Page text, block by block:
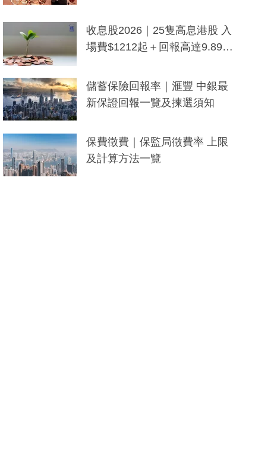
y及香港限定特調系列
收息股2026｜25隻高息港股 入
場費$1212起＋回報高達9.89
儲蓄保險回報率｜滙豐 中銀最
新保證回報一覽及揀選須知
保費徵費｜保監局徵費率 上限
及計算方法一覽